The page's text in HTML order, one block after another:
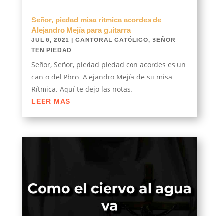
Señor, piedad misa rítmica acordes de
Alejandro Mejía para guitarra
JUL 6, 2021 CANTORAL CATÓLICO, SEÑOR
TEN PIEDAD
Señor, Señor, piedad piedad con acordes es un
canto del Pbro. Alejandro Mejía de su misa
Rítmica. Aquí te dejo las notas.
LEER MÁS